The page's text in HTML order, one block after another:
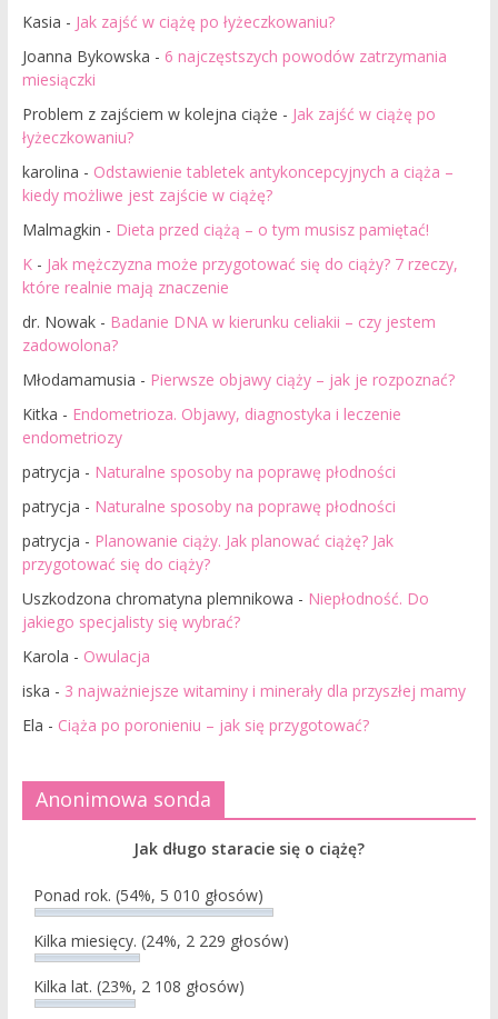
Kasia - Jak zajść w ciążę po łyżeczkowaniu?
Joanna Bykowska - 6 najczęstszych powodów zatrzymania
miesiączki
Problem z zajściem w kolejna ciąże - Jak zajść w ciążę po
łyżeczkowaniu?
karolina - Odstawienie tabletek antykoncepcyjnych a ciąża –
kiedy możliwe jest zajście w ciążę?
Malmagkin - Dieta przed ciążą – o tym musisz pamiętać!
K- Jak mężczyzna może przygotować się do ciąży? 7 rzeczy,
które realnie mają znaczenie
dr. Nowak- Badanie DNA w kierunku celiakii – czy jestem
zadowolona?
Młodamamusia - Pierwsze objawy ciąży – jak je rozpoznać?
Kitka - Endometrioza. Objawy, diagnostyka i leczenie
endometriozy
patrycja - Naturalne sposoby na poprawę płodności
patrycja - Naturalne sposoby na poprawę płodności
patrycja - Planowanie ciąży. Jak planować ciążę? Jak
przygotować się do ciąży?
Uszkodzona chromatyna plemnikowa - Niepłodność. Do
jakiego specjalisty się wybrać?
Karola - Owulacja
iska - 3 najważniejsze witaminy i minerały dla przyszłej mamy
Ela - Ciąża po poronieniu – jak się przygotować?
Anonimowa sonda
Jak długo staracie się o ciążę?
Ponad rok. (54%, 5 010 głosów)
Kilka miesięcy. (24%, 2 229 głosów)
Kilka lat. (23%, 2 108 głosów)